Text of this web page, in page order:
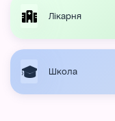
Лікарня
Школа